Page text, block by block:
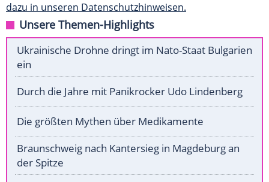
dazu in unseren Datenschutzhinweisen.
Unsere Themen-Highlights
Ukrainische Drohne dringt im Nato-Staat Bulgarien
ein
Durch die Jahre mit Panikrocker Udo Lindenberg
Die größten Mythen über Medikamente
Braunschweig nach Kantersieg in Magdeburg an
der Spitze